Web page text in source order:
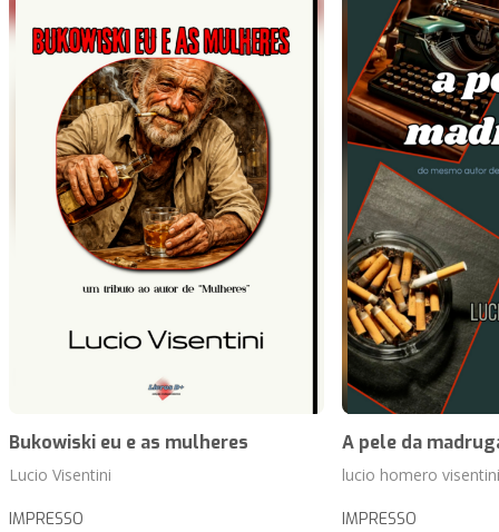
Bukowiski eu e as mulheres
Lucio Visentini
IMPRESSO
A pele da
lucio homero visentini
IMPRESSO